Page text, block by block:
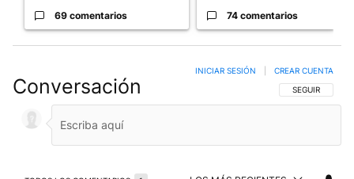
69 comentarios 74 comentarios
Conversación SIGA ESTA
SEGUIR
INICIAR SESIÓN CREAR CUENTA